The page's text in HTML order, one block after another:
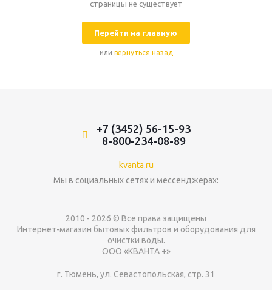
страницы не существует
Перейти на главную
или вернуться назад
+7 (3452) 56-15-93
8-800-234-08-89
kvanta.ru
Мы в социальных сетях и мессенджерах:
2010 - 2026 © Все права защищены
Интернет-магазин бытовых фильтров и оборудования для
очистки воды.
ООО «КВАНТА +»
г. Тюмень, ул. Севастопольская, стр. 31